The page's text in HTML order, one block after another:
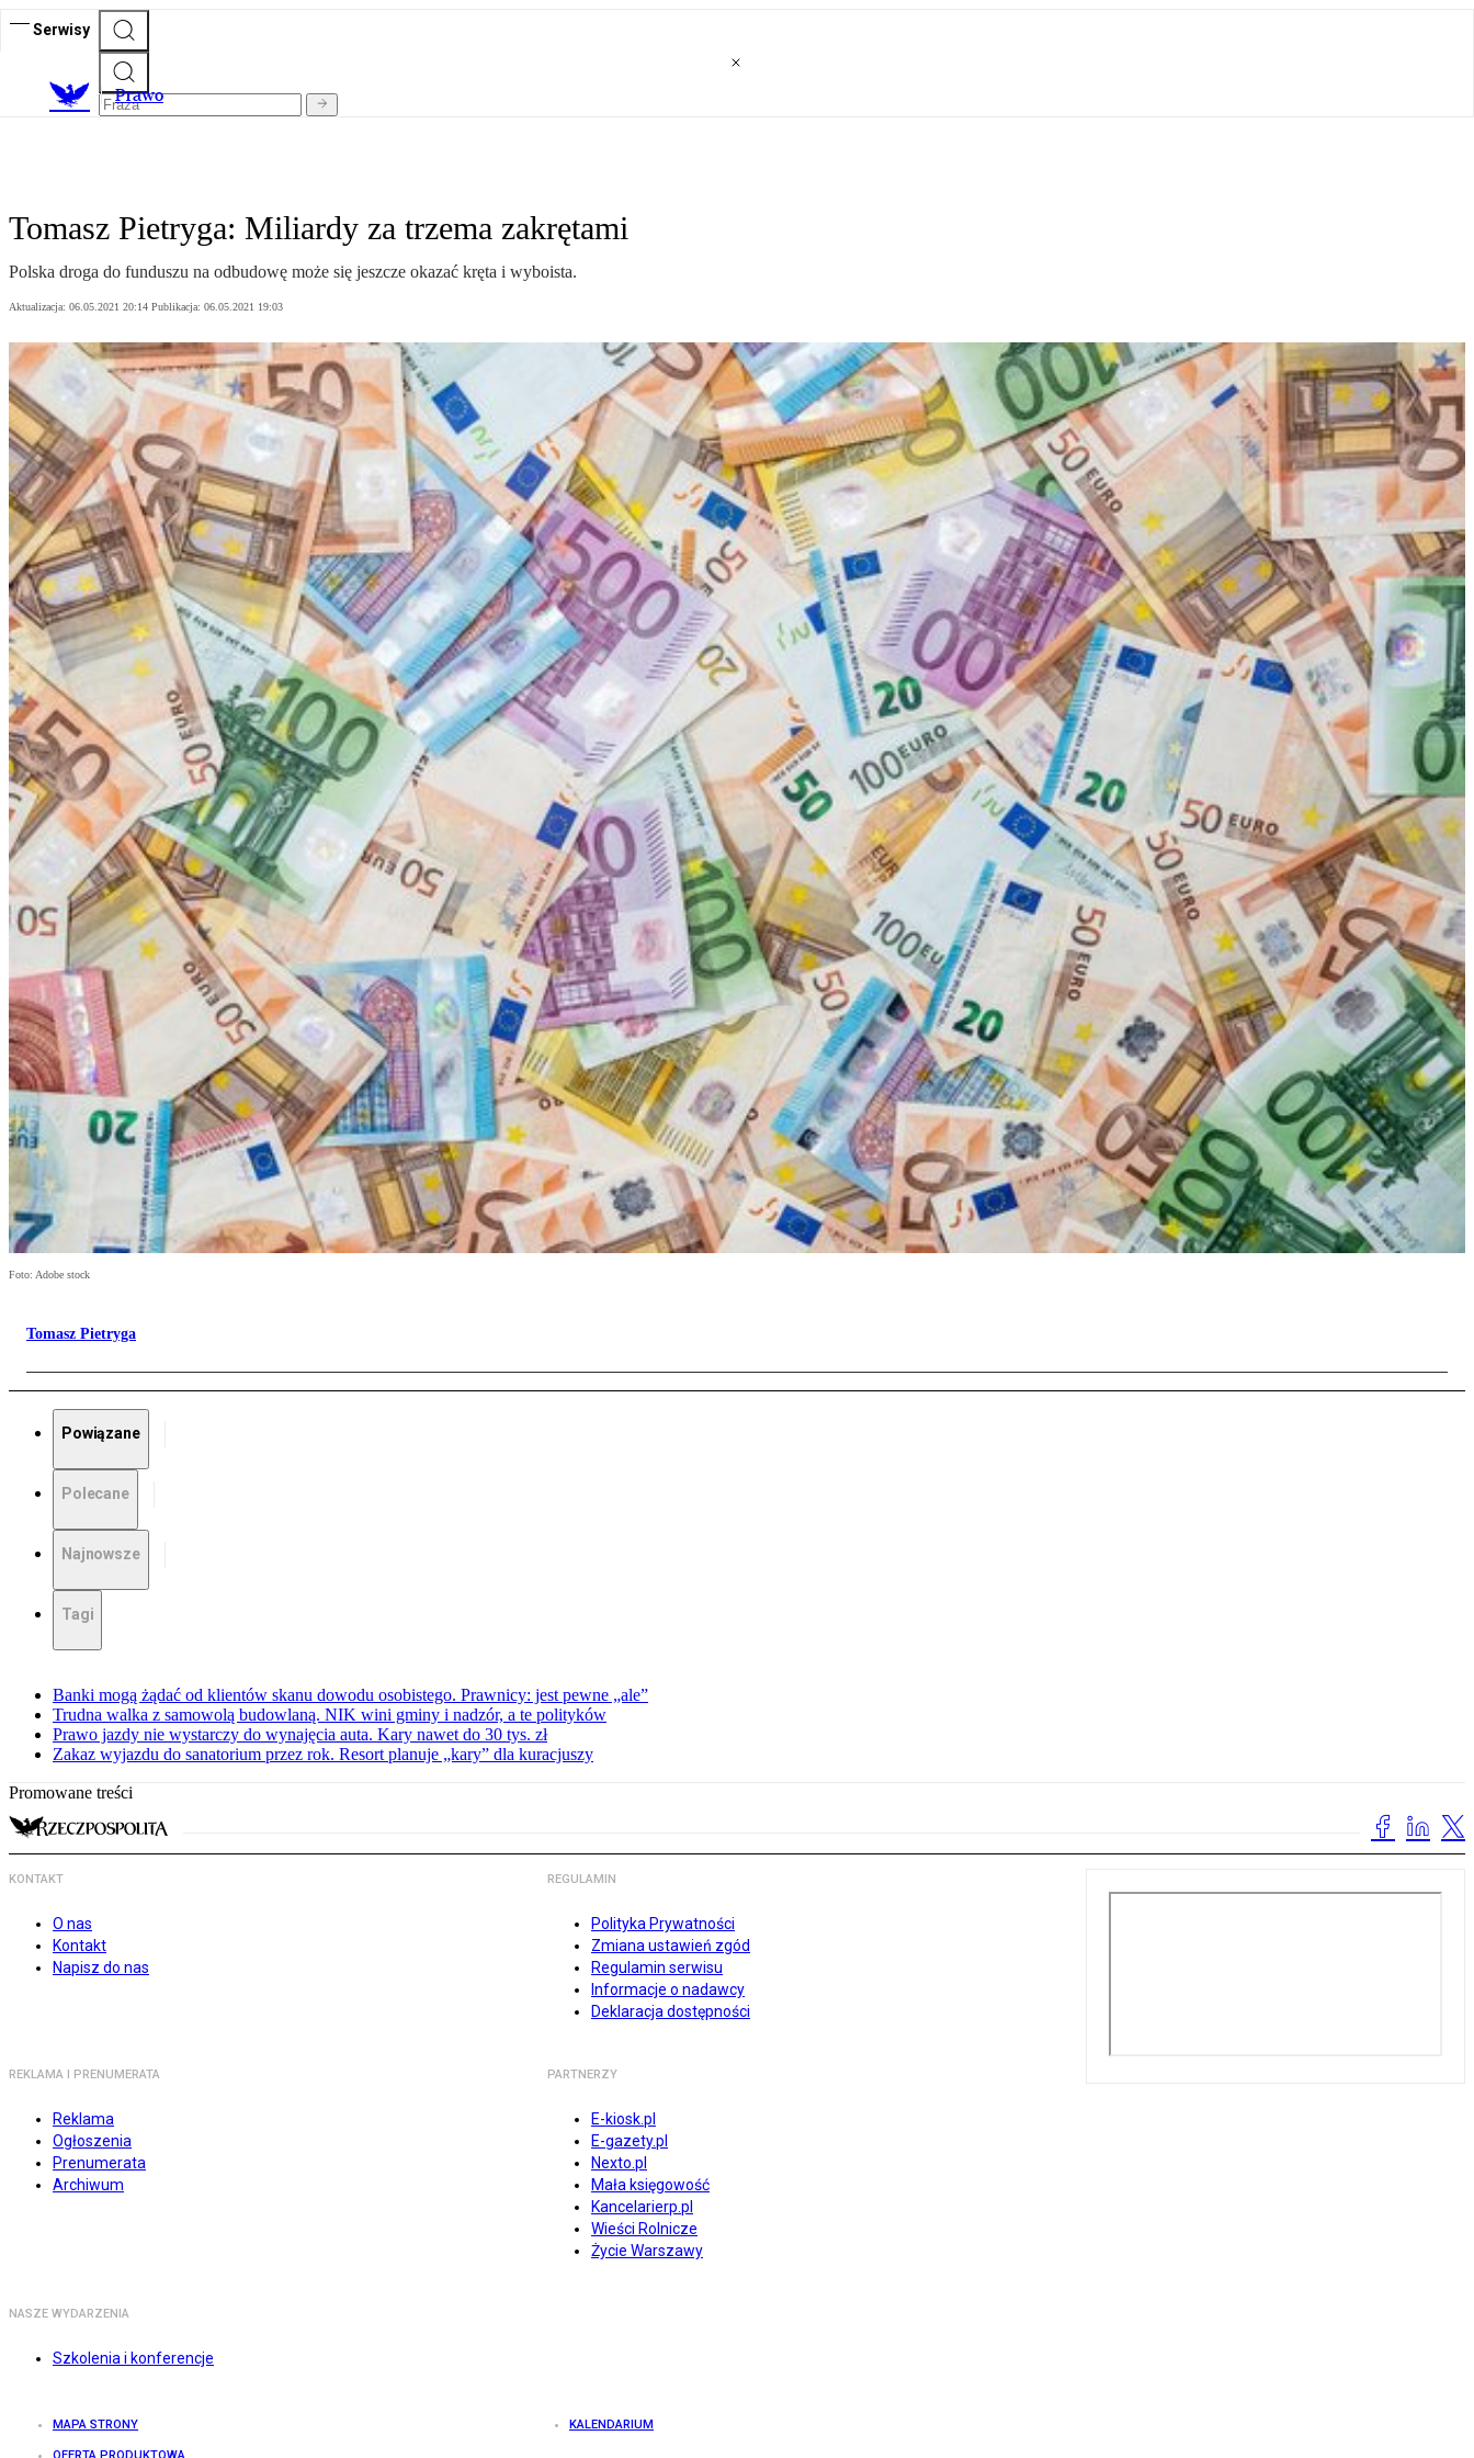
Serwisy
Prawo
Tomasz Pietryga: Miliardy za trzema zakrętami
Polska droga do funduszu na odbudowę może się jeszcze okazać kręta i wyboista.
Aktualizacja: 06.05.2021 20:14 Publikacja: 06.05.2021 19:03
Foto: Adobe stock
Tomasz Pietryga
Powiązane
Polecane
Najnowsze
Tagi
Banki mogą żądać od klientów skanu dowodu osobistego. Prawnicy: jest pewne „ale”
Trudna walka z samowolą budowlaną. NIK wini gminy i nadzór, a te polityków
Prawo jazdy nie wystarczy do wynajęcia auta. Kary nawet do 30 tys. zł
Zakaz wyjazdu do sanatorium przez rok. Resort planuje „kary” dla kuracjuszy
Promowane treści
KONTAKT
O nas
Kontakt
Napisz do nas
REGULAMIN
Polityka Prywatności
Zmiana ustawień zgód
Regulamin serwisu
Informacje o nadawcy
Deklaracja dostępności
REKLAMA I PRENUMERATA
Reklama
Ogłoszenia
Prenumerata
Archiwum
PARTNERZY
E-kiosk.pl
E-gazety.pl
Nexto.pl
Mała księgowość
Kancelarierp.pl
Wieści Rolnicze
Życie Warszawy
NASZE WYDARZENIA
Szkolenia i konferencje
MAPA STRONY KALENDARIUM